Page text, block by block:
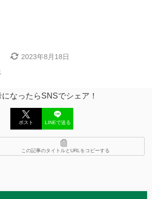
2023年8月18日
なったらSNSでシェア！
ポスト LINEで送る
この記事のタイトルとURLをコピーする